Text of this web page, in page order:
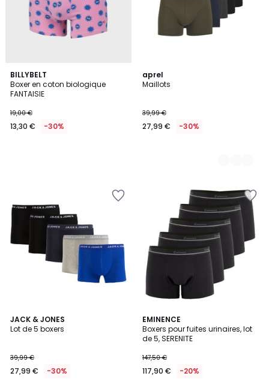
BILLYBELT
Boxer en coton biologique
FANTAISIE
19,00 €
13,30 € -30%
aprel
Maillots
39,99 €
27,99 € -30%
2
Couleurs
JACK & JONES
Lot de 5 boxers
39,99 €
27,99 € -30%
4,7
/ 5
EMINENCE
Boxers pour fuites urinaires, lot
de 5, SERENITE
147,50 €
117,90 € -20%